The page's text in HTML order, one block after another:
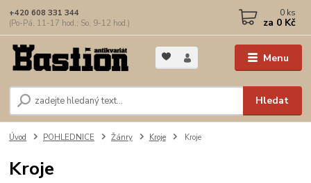
Menu
Hledat
+420 608 331 344
(Po-Pá, 11-17 hod.; So, 9-12 hod.)
0 ks
za 0 Kč
Úvod POHLEDNICE Žánry Kroje Kroje
Kroje